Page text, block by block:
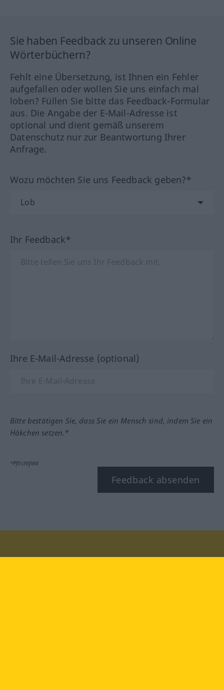
Sie haben Feedback zu unseren Online
Wörterbüchern?
Fehlt eine Übersetzung, ist Ihnen ein Fehler
aufgefallen oder wollen Sie uns einfach mal
loben? Füllen Sie bitte das Feedback-Formular
aus. Die Angabe der E-Mail-Adresse ist
optional und dient gemäß unserem
Datenschutz nur zur Beantwortung Ihrer
Anfrage.
Wozu möchten Sie uns Feedback geben?*
Ihr Feedback*
Ihre E-Mail-Adresse (optional)
Bitte bestätigen Sie, dass Sie ein Mensch sind, indem Sie ein
Häkchen setzen.*
*Pflichtfeld
Feedback absenden
Besuchen Sie uns auf: